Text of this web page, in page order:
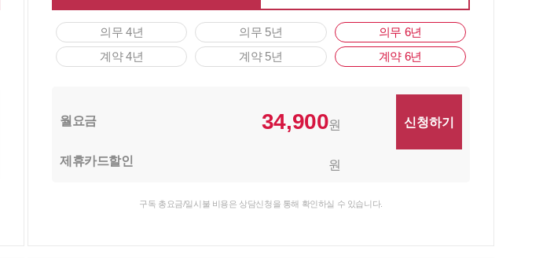
의무 4년
계약 4년
의무 5년
계약 5년
의무 6년
계약 6년
월요금 34,900원
제휴카드할인 원
구독 총요금/일시불 비용은 상담신청을 통해 확인하실 수 있습니다.